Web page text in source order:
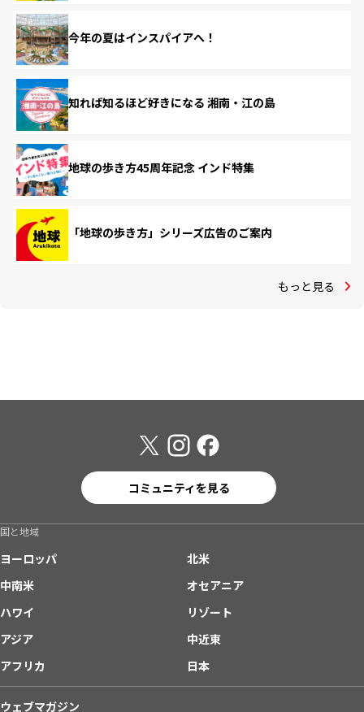
今年の夏はインスパイアへ！
知れば知るほど好きになる 湘南・江の島
地球の歩き方45周年記念 インド特集
「地球の歩き方」シリーズ広告のご案内
もっと見る
コミュニティを見る
国と地域
ヨーロッパ
北米
中南米
オセアニア
ハワイ
リゾート
アジア
中近東
アフリカ
日本
ウェブマガジン